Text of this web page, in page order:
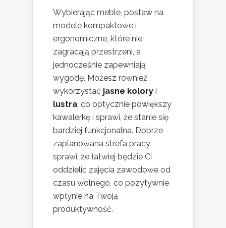
Wybierając meble, postaw na
modele kompaktowe i
ergonomiczne, które nie
zagracają przestrzeni, a
jednocześnie zapewniają
wygodę. Możesz również
wykorzystać jasne kolory i
lustra, co optycznie powiększy
kawalerkę i sprawi, że stanie się
bardziej funkcjonalna. Dobrze
zaplanowana strefa pracy
sprawi, że łatwiej będzie Ci
oddzielić zajęcia zawodowe od
czasu wolnego, co pozytywnie
wpłynie na Twoją
produktywność.